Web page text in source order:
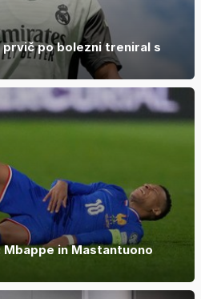
prvič po bolezni treniral s
Mbappe in Mastantuono